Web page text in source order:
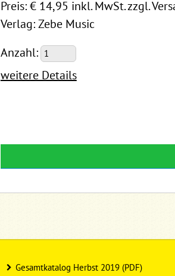
Preis: € 14,95 inkl. MwSt. zzgl.
Verlag: Zebe Music
Anzahl:
weitere Details
Gesamtkatalog Herbst 2019 (PDF)